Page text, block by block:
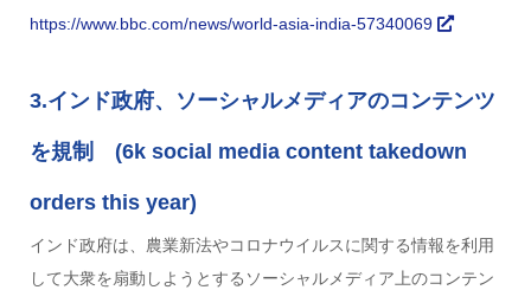
https://www.bbc.com/news/world-asia-india-57340069
3.インド政府、ソーシャルメディアのコンテンツ
を規制 (6k social media content takedown
orders this year)
インド政府は、農業新法やコロナウイルスに関する情報を利用
して大衆を扇動しようとするソーシャルメディア上のコンテン